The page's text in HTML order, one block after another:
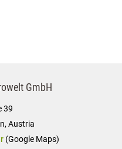
GmbH
39
Austria
(Google Maps)